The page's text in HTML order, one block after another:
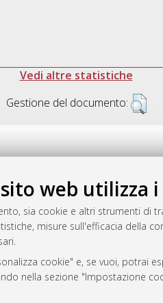
web utilizza
sia cookie e altri strumenti di
misure sull'efficacia della
cookie" e, se vuoi, potrai
nella sezione "Impostazione
Vedi altre statistiche
Gestione del documento: